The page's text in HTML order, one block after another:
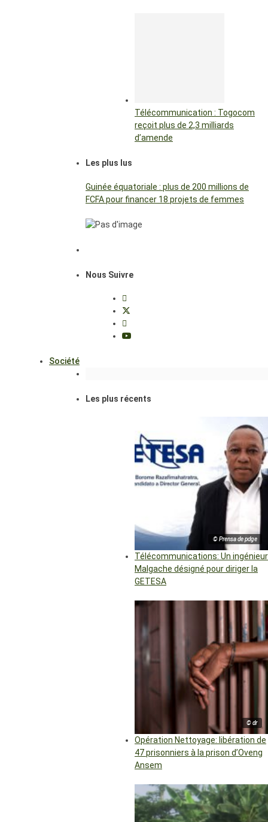
Télécommunication : Togocom
reçoit plus de 2,3 milliards
d’amende
Les plus lus
Guinée équatoriale : plus de 200 millions de
FCFA pour financer 18 projets de femmes
Nous Suivre
Société
Les plus récents
© Prensa de pdge
Télécommunications: Un ingénieur
Malgache désigné pour diriger la
GETESA
© dr
Opération Nettoyage: libération de
47 prisonniers à la prison d’Oveng
Ansem